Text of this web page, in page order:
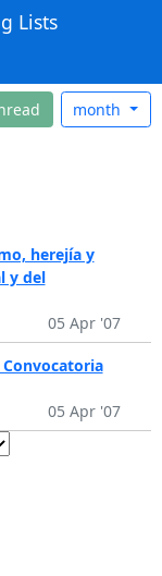
Lists
month
herejía y
y del
05 Apr '07
05 Apr '07